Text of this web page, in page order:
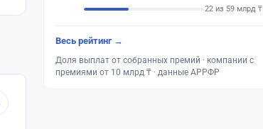
22 из 59 млрд ₸
Весь рейтинг →
Доля выплат от собранных премий · компании с
премиями от 10 млрд ₸ · данные АРРФР